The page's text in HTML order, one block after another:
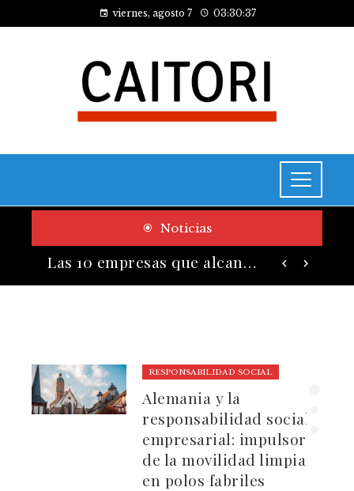
viernes, agosto 7 03:30:38
Noticias
Las 10 empresas que alcanzaron los valores bursátiles más altos en su auge histórico
RESPONSABILIDAD SOCIAL
Alemania y la
responsabilidad social
empresarial: impulsores
de la movilidad limpia
en polos fabriles